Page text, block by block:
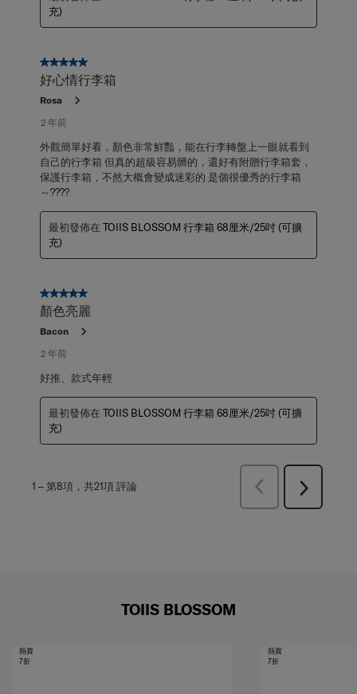
充)
5星，共5星。
好心情行李箱
Rosa
2 年前
外觀簡單好看，顏色非常鮮豔，能在行李轉盤上一眼就看到
自己的行李箱 但真的超級容易髒的，還好有附贈行李箱套，
保護行李箱，不然大概會變成迷彩的 是個很優秀的行李箱
～????
最初發佈在 TOIIS BLOSSOM 行李箱 68厘米/25吋 (可擴
充)
5星，共5星。
顏色亮麗
Bacon
2 年前
好推、款式年輕
最初發佈在 TOIIS BLOSSOM 行李箱 68厘米/25吋 (可擴
充)
1 –第8項，共21項評論
上
下
TOIIS BLOSSOM
7折
熱賣
7折
熱賣